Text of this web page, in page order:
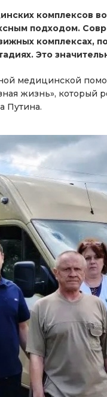
комплексов
подходом.
комплексах,
Это
медицинской
жизнь», который
Путина.